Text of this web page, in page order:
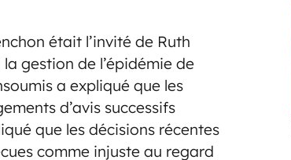
était l’invité de Ruth
gestion de l’épidémie de
a expliqué que les
d’avis successifs
que les décisions récentes
comme injuste au regard